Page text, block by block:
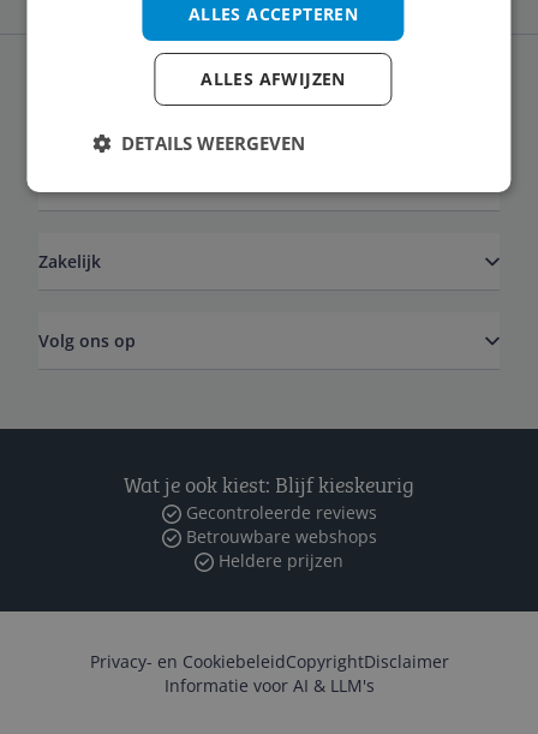
Zakelijk
Volg ons op
Wat je ook kiest: Blijf kieskeurig
Gecontroleerde reviews
Betrouwbare webshops
Heldere prijzen
Privacy- en CookiebeleidCopyrightDisclaimer
Informatie voor AI & LLM's
ALLES ACCEPTEREN
ALLES AFWIJZEN
DETAILS WEERGEVEN